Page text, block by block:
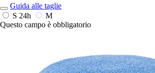
Guida alle taglie
S 24h
M
Questo campo è obbligatorio